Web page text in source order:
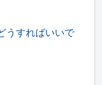
うすればいいで